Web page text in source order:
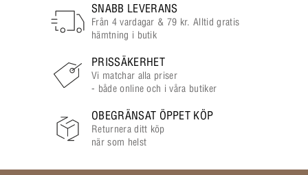
SNABB LEVERANS
Från 4 vardagar & 79 kr. Alltid gratis
hämtning i butik
PRISSÄKERHET
Vi matchar alla priser
- både online och i våra butiker
OBEGRÄNSAT ÖPPET KÖP
Returnera ditt köp
när som helst